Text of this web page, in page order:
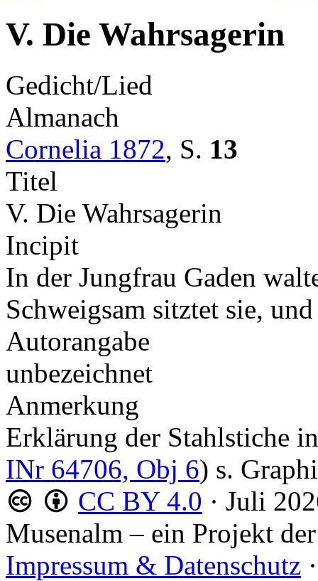
V. Die Wahrsagerin
Gedicht/Lied
Almanach
Cornelia 1872, S. 13
Titel
V. Die Wahrsagerin
Incipit
In der Jungfrau Gaden
Schweigsam sitztet sie,
Autorangabe
unbezeichnet
Anmerkung
Erklärung der Stahlstiche
INr 64706, Obj 6) s.
CC BY 4.0 · Juli
Musenalm – ein Projekt der
Impressum & Datenschutz ·